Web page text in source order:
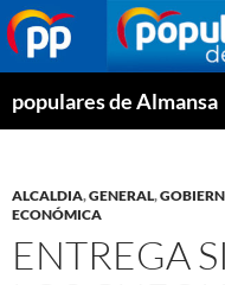
populares de Almansa
ALCALDIA,GENERAL,
ECONÓMICA
ENTREGA